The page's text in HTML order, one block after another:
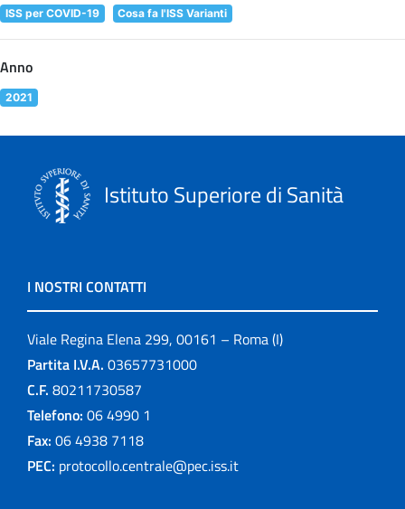
ISS per COVID-19 Cosa fa l'ISS Varianti
Anno
2021
Istituto Superiore di Sanità
I NOSTRI CONTATTI
Viale Regina Elena 299, 00161 – Roma (I)
Partita I.V.A. 03657731000
C.F. 80211730587
Telefono: 06 4990 1
Fax: 06 4938 7118
PEC: protocollo.centrale@pec.iss.it